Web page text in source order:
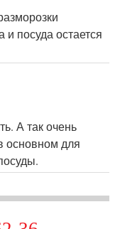
посуда остается
А так очень
основном для